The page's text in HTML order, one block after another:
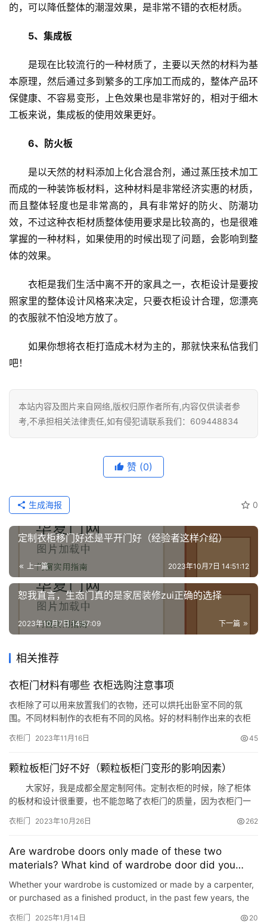
的，可以降低整体的潮湿效果，是非常不错的衣柜材质。
5、集成板
是现在比较流行的一种材质了，主要以天然的材料为基
本原理，然后通过多到繁多的工序加工而成的，整体产品环
保健康、不容易变形，上色效果也是非常好的，相对于细木
工板来说，集成板的使用效果更好。
6、防火板
是以天然的材料添加上化合混合剂，通过蒸压技术加工
而成的一种装饰板材料，这种材料是非常经济实惠的材质，
而且整体轻度也是非常高的，具有非常好的防火、防潮功
效，不过这种衣柜材质整体使用要求是比较高的，也是很难
掌握的一种材料，如果使用的时候出现了问题，会影响到整
体的效果。
衣柜是我们生活中离不开的家具之一，衣柜设计是要按
照家里的整体设计风格来决定，只要衣柜设计合理，您漂亮
的衣服就不怕没地方放了。
如果你想将衣柜打造成木材为主的，那就快来私信我们
吧！
本站内容及图片来自网络,版权归原作者所有,内容仅供读者参
考,不承担相关法律责任,如有侵犯请联系我们：609448834
赞 (0)
0
生成海报
定制衣柜移门好还是平开门好（经验者这样介绍）
上一篇 2023年10月7日 14:51:12
恕我直言，生态门真的是家居装修zui正确的选择
下一篇
2023年10月7日 14:57:09
相关推荐
衣柜门材料有哪些 衣柜选购注意事项
衣柜除了可以用来放置我们的衣物，还可以烘托出卧室不同的氛
围。不同材料制作的衣柜有不同的风格。好的材料制作出来的衣柜
呢?在选购衣柜的时候要注意些什么呢? 衣柜门材料有哪些 一、烤漆
常美观时尚且防水性能极佳，抗污能力强，易清理。缺点是工艺水
平要…
衣柜门 2023年11月16日 45
颗粒板柜门好不好（颗粒板柜门变形的影响因素）
大家好，我是成都全屋定制阿伟。定制衣柜的时候，除了柜体
的板材和设计很重要，也不能忽略了衣柜门的质量，因为衣柜门一
好？颗粒板柜门变形的影响因素，你知道多少？ 一、颗粒板柜
成的，相比天然木材，做成柜门表面更加的平整和光滑，没有节
结，板面…
衣柜门 2023年10月26日 262
Are wardrobe doors only made of these two
materials? What kind of wardrobe door did you
choose?
Whether your wardrobe is customized or made by a carpenter,
or purchased as a finished product, in the past few years, the
衣柜门 2025年1月14日 20